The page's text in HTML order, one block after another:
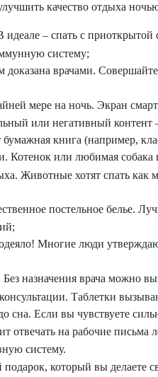
качество отдыха
– спать с
систему;
доказана врачами.
мере на ночь. Экран
или негативный
бумажная книга (например,
или любимая собака
Животные хотят спать
постельное белье.
Многие люди
назначения врача можно
Таблетки
сна. Если вы чувствуете
отвечать на рабочие
систему.
который вы делаете